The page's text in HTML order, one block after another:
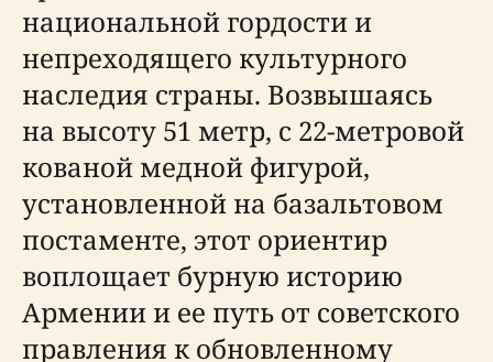
национальной гордости и
непреходящего культурного
наследия страны. Возвышаясь
на высоту 51 метр, с 22-метровой
кованой медной фигурой,
установленной на базальтовом
постаменте, этот ориентир
воплощает бурную историю
Армении и ее путь от советского
правления к обновленному